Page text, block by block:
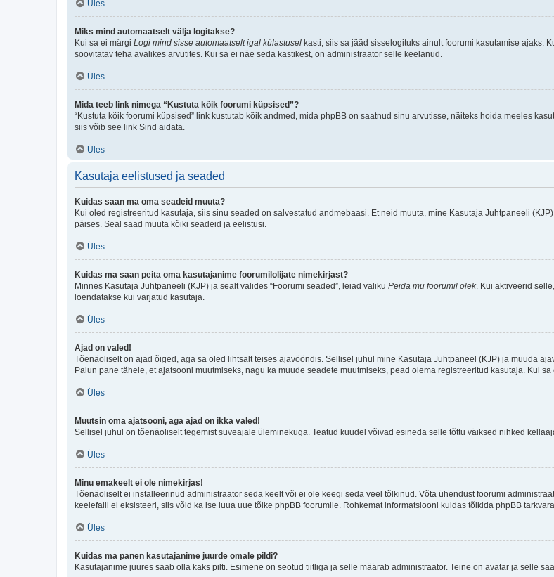
Üles
Miks mind automaatselt välja logitakse?
Kui sa ei märgi Logi mind sisse automaatselt igal külastusel kasti, siis sa jääd sisselogituks ainult foorumi kasutamise ajaks.
soovitatav teha avalikes arvutites. Kui sa ei näe seda kastikest, on administraator selle keelanud.
Üles
Mida teeb link nimega “Kustuta kõik foorumi küpsised”?
“Kustuta kõik foorumi küpsised” link kustutab kõik andmed, mida phpBB on saatnud sinu arvutisse, näiteks hoida meeles
siis võib see link Sind aidata.
Üles
Kasutaja eelistused ja seaded
Kuidas saan ma oma seadeid muuta?
Kui oled registreeritud kasutaja, siis sinu seaded on salvestatud andmebaasi. Et neid muuta, mine Kasutaja Juhtpaneeli
päises. Seal saad muuta kõiki seadeid ja eelistusi.
Üles
Kuidas ma saan peita oma kasutajanime foorumilolijate nimekirjast?
Minnes Kasutaja Juhtpaneeli (KJP) ja sealt valides “Foorumi seaded”, leiad valiku Peida mu foorumil olek. Kui aktiveerid
loendatakse kui varjatud kasutaja.
Üles
Ajad on valed!
Tõenäoliselt on ajad õiged, aga sa oled lihtsalt teises ajavööndis. Sellisel juhul mine Kasutaja Juhtpaneel (KJP) ja muuda
Palun pane tähele, et ajatsooni muutmiseks, nagu ka muude seadete muutmiseks, pead olema registreeritud kasutaja. Kui
Üles
Muutsin oma ajatsooni, aga ajad on ikka valed!
Sellisel juhul on tõenäoliselt tegemist suveajale üleminekuga. Teatud kuudel võivad esineda selle tõttu väiksed nihked
Üles
Minu emakeelt ei ole nimekirjas!
Tõenäoliselt ei installeerinud administraator seda keelt või ei ole keegi seda veel tõlkinud. Võta ühendust foorumi
keelefaili ei eksisteeri, siis võid ka ise luua uue tõlke phpBB foorumile. Rohkemat informatsiooni kuidas tõlkida phpBB
Üles
Kuidas ma panen kasutajanime juurde omale pildi?
Kasutajanime juures saab olla kaks pilti. Esimene on seotud tiitliga ja selle määrab administraator. Teine on avatar ja selle